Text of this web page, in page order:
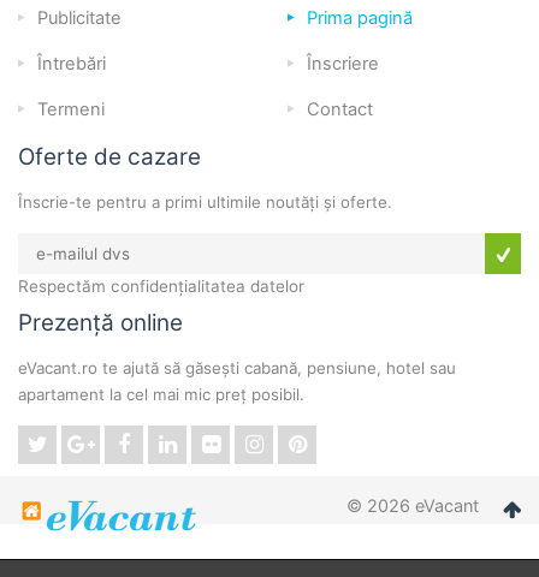
Publicitate Prima pagină
Întrebări Înscriere
Termeni Contact
Oferte de cazare
Înscrie-te pentru a primi ultimile noutăți și oferte.
Respectăm confidențialitatea datelor
Prezență online
eVacant.ro te ajută să găsești cabană, pensiune, hotel sau
apartament la cel mai mic preț posibil.
© 2026 eVacant